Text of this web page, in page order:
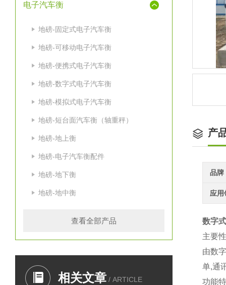
电子汽车衡
地磅-固定式电子汽车衡
地磅-可移动电子汽车衡
地磅-便携式电子汽车衡
地磅-数字式电子汽车衡
地磅-模拟式电子汽车衡
地磅-短台面汽车衡（轴重秤）
地磅-地上衡
地磅-电子汽车衡配件
地磅-地下衡
地磅-地中衡
查看全部产品
相关文章 / ARTICLE
产
品牌
应用
数字
主要
由数
单,通
功能